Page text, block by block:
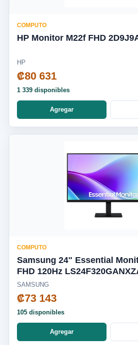
COMPUTO
HP Monitor M22f FHD
HP
₡80 631
1 339 disponibles
Agregar
COMPUTO
Samsung 24" Essential
FHD 120Hz
SAMSUNG
₡73 143
105 disponibles
Agregar